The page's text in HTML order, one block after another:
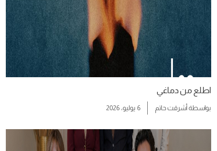
اطلع من دماغي
بواسطةأشرقت حاتم 6 يوليو، 2026